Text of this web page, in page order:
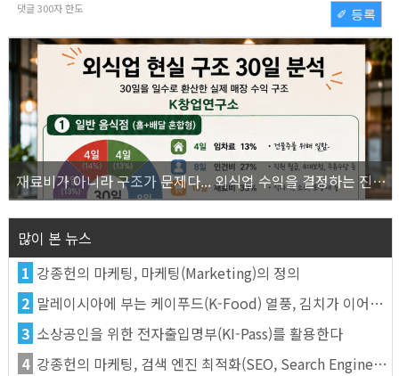
댓글300자 한도 ✐ 등록
재료비가 아니라 구조가 문제다... 외식업 수익을 결정하는 진짜 숫자의 비밀
많이 본 뉴스
1 강종헌의 마케팅, 마케팅(Marketing)의 정의
2 말레이시아에 부는 케이푸드(K-Food) 열풍, 김치가 이어간다
3 소상공인을 위한 전자출입명부(KI-Pass)를 활용한다
4 강종헌의 마케팅, 검색 엔진 최적화(SEO, Search Engine Optimization)란